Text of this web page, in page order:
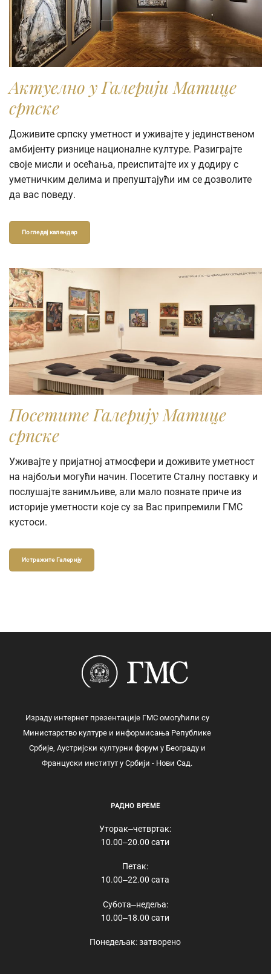
Актуелно у Галерији Матице
српске
Доживите српску уметност и уживајте у јединственом
амбијенту ризнице националне културе. Разиграјте
своје мисли и осећања, преиспитајте их у додиру с
уметничким делима и препуштајући им се дозволите
да вас поведу.
Погледај календар
Посетите Галерију Матице
српске
Уживајте у пријатној атмосфери и доживите уметност
на најбољи могући начин. Посетите Сталну поставку и
послушајте занимљиве, али мало познате приче из
историје уметности које су за Вас припремили ГМС
кустоси.
Истражите Галерију
Израду интернет презентације ГМС омогућили су
Министарство културе и информисања Републике
Србије, Аустријски културни форум у Београду и
Француски институт у Србији - Нови Сад.
РАДНО ВРЕМЕ
Уторак‒четвртак:
10.00‒20.00 сати
Петак:
10.00‒22.00 сата
Субота‒недеља:
10.00‒18.00 сати
Понедељак: затворено